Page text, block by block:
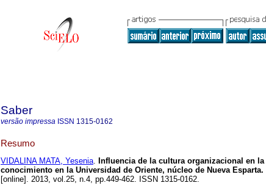
Saber
versão impressa ISSN 1315-0162
Resumo
VIDALINA MATA, Yesenia. Influencia de la cultura organizacional en la
conocimiento en la Universidad de Oriente, núcleo de Nueva Esparta.
[online]. 2013, vol.25, n.4, pp.449-462. ISSN 1315-0162.